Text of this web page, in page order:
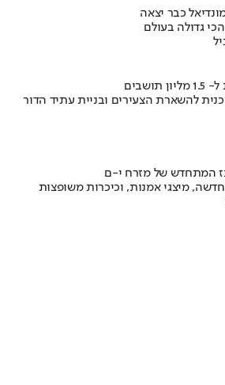
כבר יצאה
גדולה בעולם
להשארת הצעירים ובניית עתיד הדור
המתחדש של מזרח י-ם
מיצגי אמנות, וכיכרות משופצות